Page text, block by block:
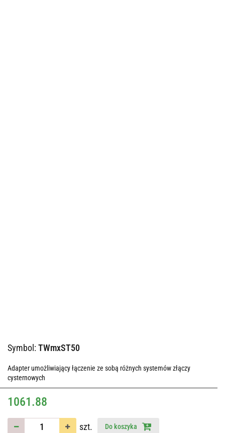
Symbol:TWmxST50
Adapter umożliwiający łączenie ze sobą różnych systemów złączy
cysternowych
1061.88
szt. Do koszyka